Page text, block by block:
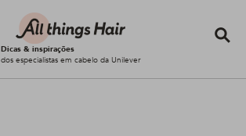
Dicas & inspirações
dos especialistas em cabelo da Unilever